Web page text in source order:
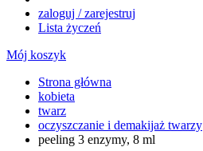
zaloguj / zarejestruj
Lista życzeń
Mój koszyk
Strona główna
kobieta
twarz
oczyszczanie i demakijaż twarzy
peeling 3 enzymy, 8 ml